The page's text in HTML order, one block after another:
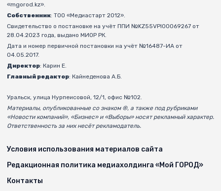
«mgorod.kz».
Собственник: ТОО «Медиастарт 2012».
Свидетельство о постановке на учёт ППИ №KZ55VPI00069267 от
28.04.2023 года, выдано МИОР РК.
Дата и номер первичной постановки на учёт №16487-ИА от
04.05.2017.
Директор: Карин Е.
Главный редактор: Кайнеденова А.Б.
Уральск, улица Нурпеисовой, 12/1, офис №102.
Материалы, опубликованные со знаком ®, а также под рубриками
«Новости компаний», «Бизнес» и «Выборы» носят рекламный характер.
Ответственность за них несёт рекламодатель.
Условия использования материалов сайта
Редакционная политика медиахолдинга «Мой ГОРОД»
Контакты